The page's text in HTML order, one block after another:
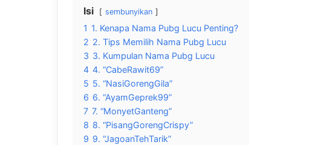
Isi sembunyikan
1 1. Kenapa Nama Pubg Lucu Penting?
2 2. Tips Memilih Nama Pubg Lucu
3 3. Kumpulan Nama Pubg Lucu
4 4. “CabeRawit69”
5 5. “NasiGorengGila”
6 6. “AyamGeprek99”
7 7. “MonyetGanteng”
8 8. “PisangGorengCrispy”
9 9. “JagoanTehTarik”